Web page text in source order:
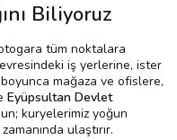
Biliyoruz
tüm noktalara
iş yerlerine, ister
mağaza ve ofislere,
Eyüpsultan Devlet
kuryelerimiz yoğun
ulaştırır.